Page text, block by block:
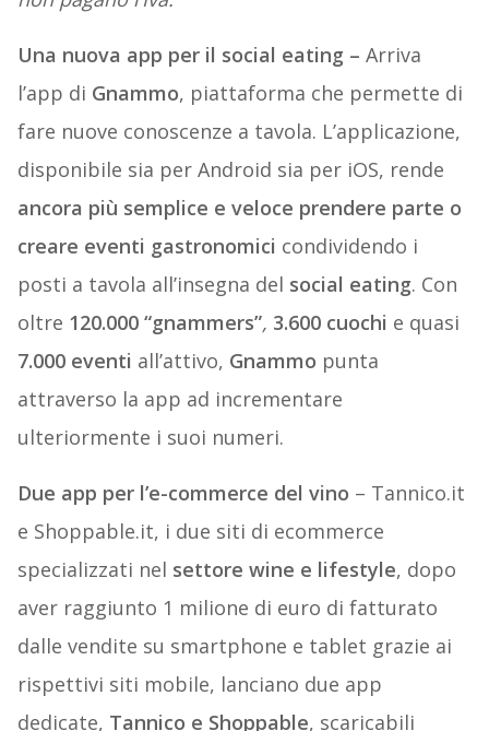
Una nuova app per il social eating – Arriva
l’app di Gnammo, piattaforma che permette di
fare nuove conoscenze a tavola. L’applicazione,
disponibile sia per Android sia per iOS, rende
ancora più semplice e veloce prendere parte o
creare eventi gastronomici condividendo i
posti a tavola all’insegna del social eating. Con
oltre 120.000 “gnammers”, 3.600 cuochi e quasi
7.000 eventi all’attivo, Gnammo punta
attraverso la app ad incrementare
ulteriormente i suoi numeri.
Due app per l’e-commerce del vino – Tannico.it
e Shoppable.it, i due siti di ecommerce
specializzati nel settore wine e lifestyle, dopo
aver raggiunto 1 milione di euro di fatturato
dalle vendite su smartphone e tablet grazie ai
rispettivi siti mobile, lanciano due app
dedicate, Tannico e Shoppable, scaricabili